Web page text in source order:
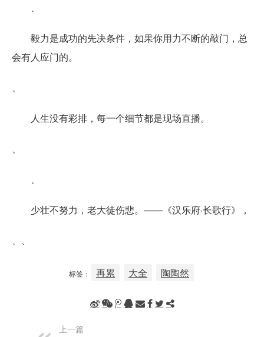
毅力是成功的先决条件，如果你用力不断的敲门，总
会有人应门的。
人生没有彩排，每一个细节都是现场直播。
少壮不努力，老大徒伤悲。——《汉乐府·长歌行》，
标签： 再累 大全 陶陶然
上一篇